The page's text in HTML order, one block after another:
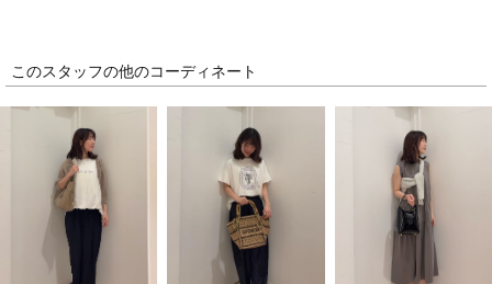
このスタッフの他のコーディネート